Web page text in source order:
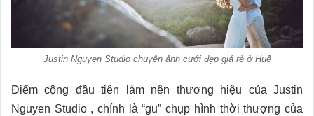
Justin Nguyen Studio chuyên ảnh cưới đẹp giá rẻ ở Huế
Điểm cộng đầu tiên làm nên thương hiệu của Justin
Nguyen Studio , chính là “gu” chụp hình thời thượng của